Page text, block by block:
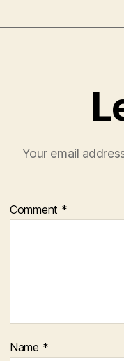
Your email
Comment *
Name *